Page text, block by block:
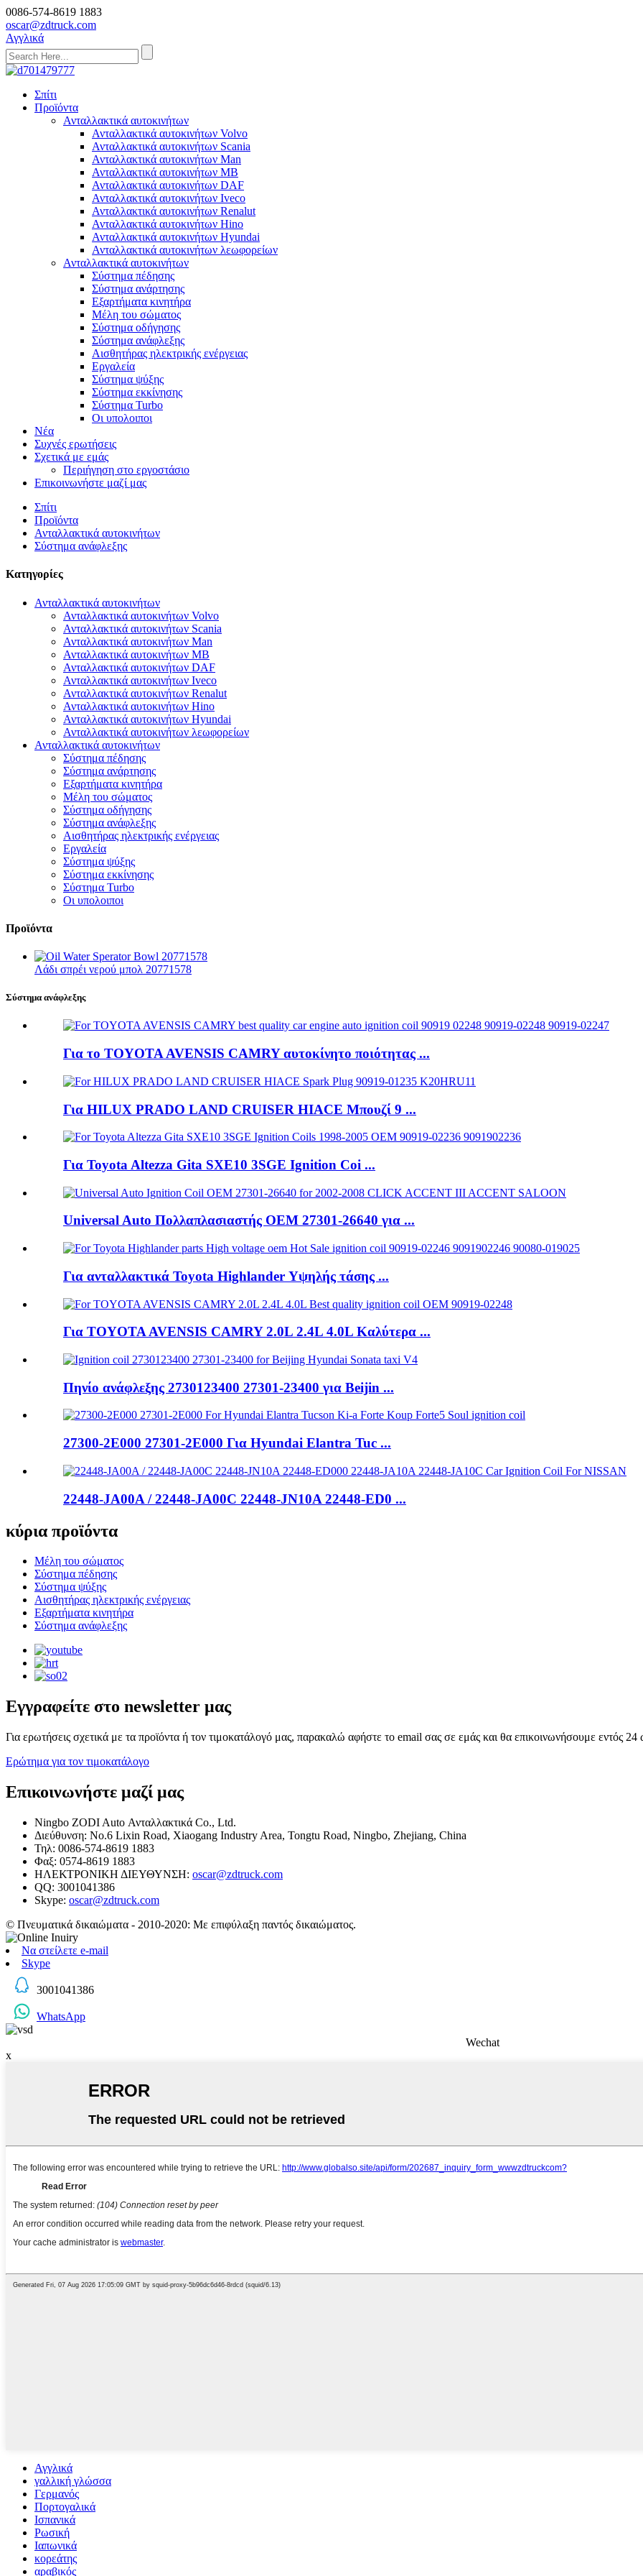
0086-574-8619 1883
oscar@zdtruck.com
Αγγλικά
Σπίτι
Προϊόντα
Ανταλλακτικά αυτοκινήτων
Ανταλλακτικά αυτοκινήτων Volvo
Ανταλλακτικά αυτοκινήτων Scania
Ανταλλακτικά αυτοκινήτων Man
Ανταλλακτικά αυτοκινήτων MB
Ανταλλακτικά αυτοκινήτων DAF
Ανταλλακτικά αυτοκινήτων Iveco
Ανταλλακτικά αυτοκινήτων Renalut
Ανταλλακτικά αυτοκινήτων Hino
Ανταλλακτικά αυτοκινήτων Hyundai
Ανταλλακτικά αυτοκινήτων λεωφορείων
Ανταλλακτικά αυτοκινήτων
Σύστημα πέδησης
Σύστημα ανάρτησης
Εξαρτήματα κινητήρα
Μέλη του σώματος
Σύστημα οδήγησης
Σύστημα ανάφλεξης
Αισθητήρας ηλεκτρικής ενέργειας
Εργαλεία
Σύστημα ψύξης
Σύστημα εκκίνησης
Σύστημα Turbo
Οι υπολοιποι
Νέα
Συχνές ερωτήσεις
Σχετικά με εμάς
Περιήγηση στο εργοστάσιο
Επικοινωνήστε μαζί μας
Σπίτι
Προϊόντα
Ανταλλακτικά αυτοκινήτων
Σύστημα ανάφλεξης
Κατηγορίες
Ανταλλακτικά αυτοκινήτων
Ανταλλακτικά αυτοκινήτων Volvo
Ανταλλακτικά αυτοκινήτων Scania
Ανταλλακτικά αυτοκινήτων Man
Ανταλλακτικά αυτοκινήτων MB
Ανταλλακτικά αυτοκινήτων DAF
Ανταλλακτικά αυτοκινήτων Iveco
Ανταλλακτικά αυτοκινήτων Renalut
Ανταλλακτικά αυτοκινήτων Hino
Ανταλλακτικά αυτοκινήτων Hyundai
Ανταλλακτικά αυτοκινήτων λεωφορείων
Ανταλλακτικά αυτοκινήτων
Σύστημα πέδησης
Σύστημα ανάρτησης
Εξαρτήματα κινητήρα
Μέλη του σώματος
Σύστημα οδήγησης
Σύστημα ανάφλεξης
Αισθητήρας ηλεκτρικής ενέργειας
Εργαλεία
Σύστημα ψύξης
Σύστημα εκκίνησης
Σύστημα Turbo
Οι υπολοιποι
Προϊόντα
Λάδι σπρέι νερού μπολ 20771578
Σύστημα ανάφλεξης
Για το TOYOTA AVENSIS CAMRY αυτοκίνητο ποιότητας ...
Για HILUX PRADO LAND CRUISER HIACE Μπουζί 9 ...
Για Toyota Altezza Gita SXE10 3SGE Ignition Coi ...
Universal Auto Πολλαπλασιαστής OEM 27301-26640 για ...
Για ανταλλακτικά Toyota Highlander Υψηλής τάσης ...
Για TOYOTA AVENSIS CAMRY 2.0L 2.4L 4.0L Καλύτερα ...
Πηνίο ανάφλεξης 2730123400 27301-23400 για Beijin ...
27300-2E000 27301-2E000 Για Hyundai Elantra Tuc ...
22448-JA00A / 22448-JA00C 22448-JN10A 22448-ED0 ...
κύρια προϊόντα
Μέλη του σώματος
Σύστημα πέδησης
Σύστημα ψύξης
Αισθητήρας ηλεκτρικής ενέργειας
Εξαρτήματα κινητήρα
Σύστημα ανάφλεξης
Εγγραφείτε στο newsletter μας
Για ερωτήσεις σχετικά με τα προϊόντα ή τον τιμοκατάλογό μας, παρακαλώ αφήστε το email σας σε εμάς και θα επικοινωνήσουμε εντός
Ερώτημα για τον τιμοκατάλογο
Επικοινωνήστε μαζί μας
Ningbo ZODI Auto Ανταλλακτικά Co., Ltd.
Διεύθυνση: No.6 Lixin Road, Xiaogang Industry Area, Tongtu Road, Ningbo, Zhejiang, China
Τηλ: 0086-574-8619 1883
Φαξ: 0574-8619 1883
ΗΛΕΚΤΡΟΝΙΚΗ ΔΙΕΥΘΥΝΣΗ: oscar@zdtruck.com
QQ: 3001041386
Skype: oscar@zdtruck.com
© Πνευματικά δικαιώματα - 2010-2020: Με επιφύλαξη παντός δικαιώματος.
Να στείλετε e-mail
Skype
3001041386
WhatsApp
Wechat
x
Αγγλικά
γαλλική γλώσσα
Γερμανός
Πορτογαλικά
Ισπανικά
Ρωσική
Ιαπωνικά
κορεάτης
αραβικός